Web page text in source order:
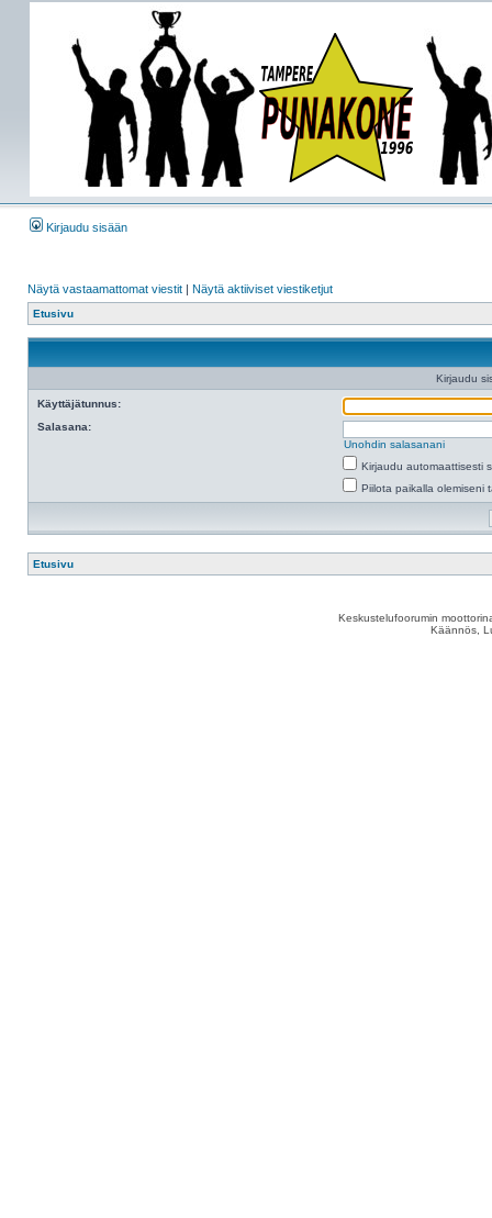
Kirjaudu sisään
Näytä vastaamattomat viestit | Näytä aktiiviset viestiketjut
Etusivu
Kirjaudu
Käyttäjätunnus:
Salasana:
Unohdin salasanani
Kirjaudu automaattisesti
Piilota paikalla olemiseni
Etusivu
Keskustelufoorumin
Käännös,